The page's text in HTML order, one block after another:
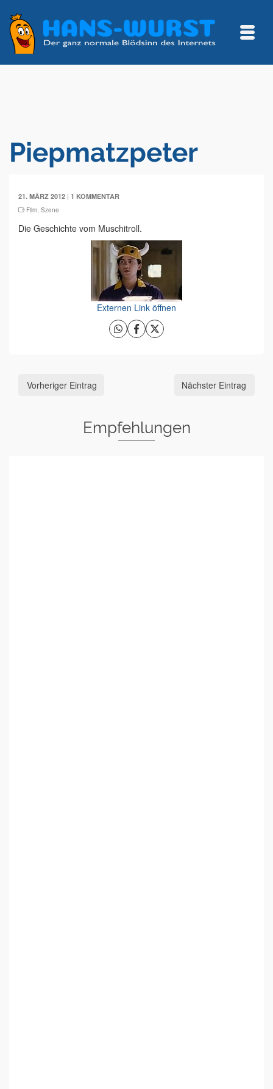
Piepmatzpeter
21. MÄRZ 2012 | 1 KOMMENTAR
Film, Szene
Die Geschichte vom Muschitroll.
Externen Link öffnen
Vorheriger Eintrag Nächster Eintrag
Empfehlungen